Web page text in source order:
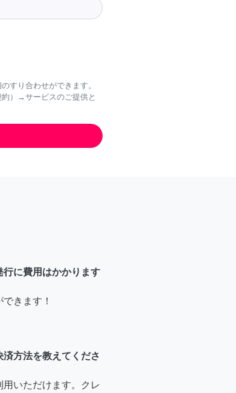
すり合わせができます。
）→サービスのご提供と
に費用はかかります
きます！
方法を教えてくださ
いただけます。クレ